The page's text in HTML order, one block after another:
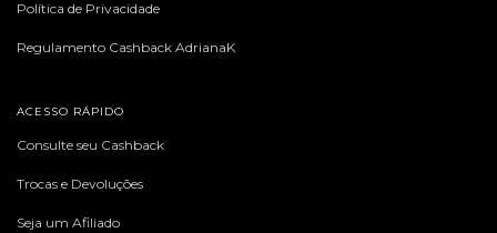
Política de Privacidade
Regulamento Cashback AdrianaK
ACESSO RÁPIDO
Consulte seu Cashback
Trocas e Devoluções
Seja um Afiliado